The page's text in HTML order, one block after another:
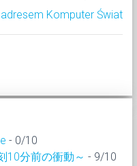
Komputer Świat
- 0/10
10分前の衝動～ - 9/10